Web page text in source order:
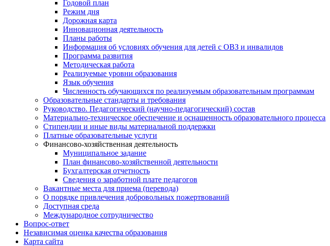
Годовой план
Режим дня
Дорожная карта
Инновационная деятельность
Планы работы
Информация об условиях обучения для детей с ОВЗ и инвалидов
Программа развития
Методическая работа
Реализуемые уровни образования
Язык обучения
Численность обучающихся по реализуемым образовательным программам
Образовательные стандарты и требования
Руководство. Педагогический (научно-педагогический) состав
Материально-техническое обеспечение и оснащенность образовательного процесса
Стипендии и иные виды материальной поддержки
Платные образовательные услуги
Финансово-хозяйственная деятельность
Муниципальное задание
План финансово-хозяйственной деятельности
Бухгалтерская отчетность
Сведения о заработной плате педагогов
Вакантные места для приема (перевода)
О порядке привлечения добровольных пожертвований
Доступная среда
Международное сотрудничество
Вопрос-ответ
Независимая оценка качества образования
Карта сайта